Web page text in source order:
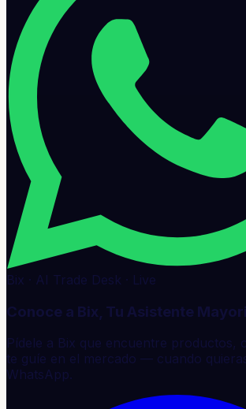
Bix · AI Trade Desk · Live
Conoce a Bix, Tu Asistente
Pídele a Bix que encuentre productos,
te guíe en el mercado — cuando
WhatsApp.